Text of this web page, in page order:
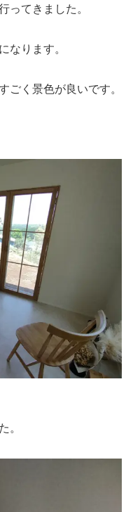
ってきました。
なります。
ごく景色が良いです。
。